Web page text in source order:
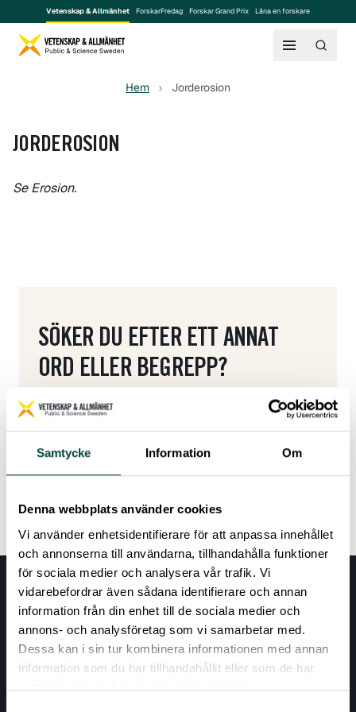
Samtycke Information Om
Denna webbplats använder cookies
Vi använder enhetsidentifierare för att anpassa innehållet
och annonserna till användarna, tillhandahålla funktioner
för sociala medier och analysera vår trafik. Vi
vidarebefordrar även sådana identifierare och annan
information från din enhet till de sociala medier och
annons- och analysföretag som vi samarbetar med.
Dessa kan i sin tur kombinera informationen med annan
information som du har tillhandahållit eller som de har
samlat in när du har använt deras tjänster.
Vetenskap & Allmänhet ForskarFredag Forskar Grand Prix Låna en forskare
Hem Jorderosion
JORDEROSION
SeErosion.
SÖKER DU EFTER ETT ANNAT
ORD ELLER BEGREPP?
Här kommer du tillbaka till ordlistan.
Tillbaka till ordlistan